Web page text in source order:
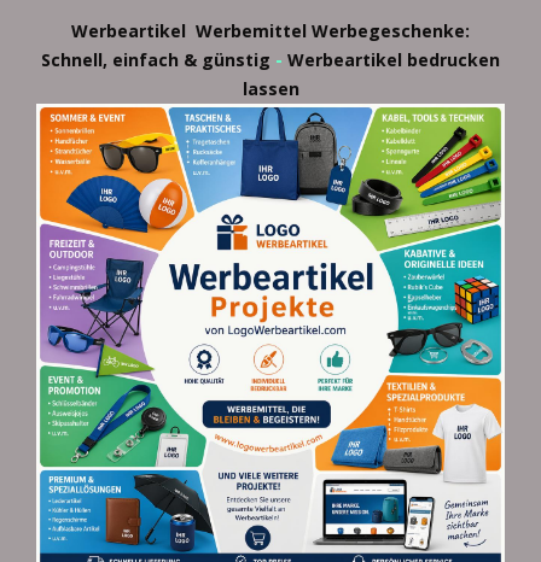
Werbeartikel Werbemittel Werbegeschenke:
Schnell, einfach & günstig - Werbeartikel bedrucken
lassen